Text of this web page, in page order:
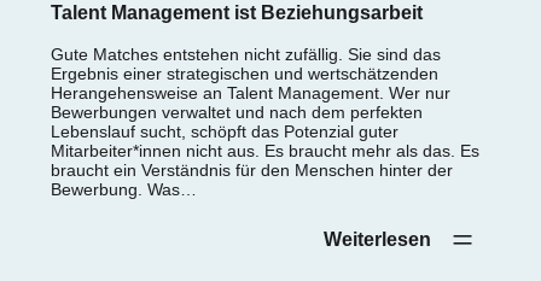
Talent Management ist Beziehungsarbeit
Gute Matches entstehen nicht zufällig. Sie sind das
Ergebnis einer strategischen und wertschätzenden
Herangehensweise an Talent Management. Wer nur
Bewerbungen verwaltet und nach dem perfekten
Lebenslauf sucht, schöpft das Potenzial guter
Mitarbeiter*innen nicht aus. Es braucht mehr als das. Es
braucht ein Verständnis für den Menschen hinter der
Bewerbung. Was…
Weiterlesen‎ ‎ ‎ ‎ ‎